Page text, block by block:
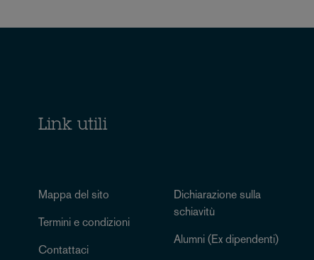
Link utili
Mappa del sito
Termini e condizioni
Contattaci
Dichiarazione sulla
schiavitù
Alumni (Ex dipendenti)